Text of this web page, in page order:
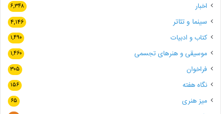
اخبار ۶,۳۴۸
سینما و تئاتر ۴,۱۴۶
کتاب و ادبیات ۱,۴۹۰
موسیقی و هنرهای تجسمی ۱,۴۶۰
فراخوان ۳۰۵
نگاه هفته ۱۵۶
میز هنری ۶۵